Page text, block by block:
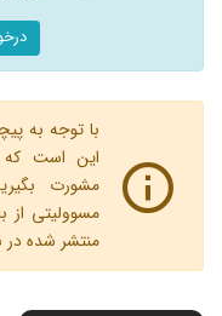
با توجه به
این است که
مشورت
مسوولیتی از
منتشر شده در